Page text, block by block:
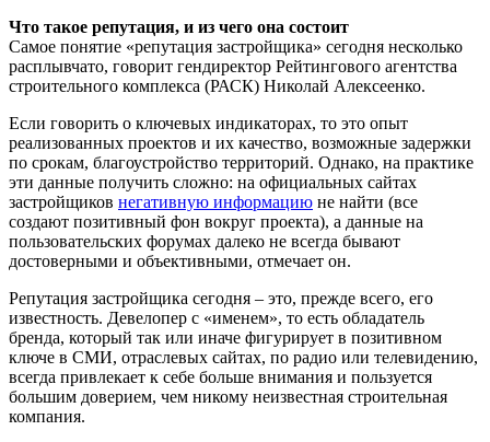
Что такое репутация, и из чего она состоит
Самое понятие «репутация застройщика» сегодня несколько
расплывчато, говорит гендиректор Рейтингового агентства
строительного комплекса (РАСК) Николай Алексеенко.
Если говорить о ключевых индикаторах, то это опыт
реализованных проектов и их качество, возможные задержки
по срокам, благоустройство территорий. Однако, на практике
эти данные получить сложно: на официальных сайтах
застройщиков негативную информацию не найти (все
создают позитивный фон вокруг проекта), а данные на
пользовательских форумах далеко не всегда бывают
достоверными и объективными, отмечает он.
Репутация застройщика сегодня – это, прежде всего, его
известность. Девелопер с «именем», то есть обладатель
бренда, который так или иначе фигурирует в позитивном
ключе в СМИ, отраслевых сайтах, по радио или телевидению,
всегда привлекает к себе больше внимания и пользуется
большим доверием, чем никому неизвестная строительная
компания.